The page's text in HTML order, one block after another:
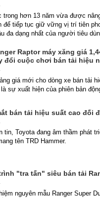
trong hơn 13 năm vừa được
để tiếp tục giữ vững vị trí tiên
đa dạng nhất của người tiêu
Raptor máy xăng giá
đổi cuộc chơi bán tải hiệu
giá mới cho dòng xe bán tải
sự xuất hiện của phiên bản
bán tải hiệu suất cao đối
tin, Toyota đang âm thầm phát
tên TRD Hammer.
"tra tấn" siêu bán tải
nguyên mẫu Ranger Super